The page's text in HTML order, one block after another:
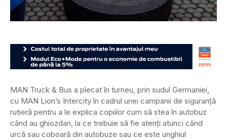
MAN Truck & Bus a plecat în turneu, prin sudul Germaniei,
cu MAN Lion’s Intercity în cadrul unei campanii de siguranță
rutieră pentru a le explica copiilor cum să stea în autobuz
când au ghiozdan, la ce trebuie să fie atenți atunci când
urcă sau coboară din autobuze sau ce este unghiul